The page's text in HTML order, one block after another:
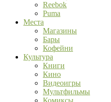
Reebok
Puma
Места
Магазины
Бары
Кофейни
Культура
Книги
Кино
Видеоигры
Мультфильмы
Комиксы